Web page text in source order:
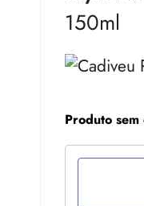
150ml
Produto sem